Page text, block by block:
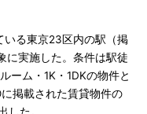
る東京23区内の駅（掲
に実施した。条件は駅徒
ーム・1K・1DKの物件と
掲載された賃貸物件の